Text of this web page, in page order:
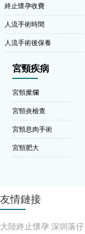
終止懷孕收費
人流手術時間
人流手術後保養
宮頸疾病
宮頸糜爛
宮頸炎檢查
宮頸息肉手術
宮頸肥大
友情鏈接
大陸終止懷孕 深圳落仔